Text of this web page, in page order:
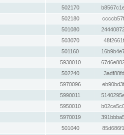
502170
502180
501080
503070
501160
5930010
502240
5970096
5990011
5950010
5970019
501040